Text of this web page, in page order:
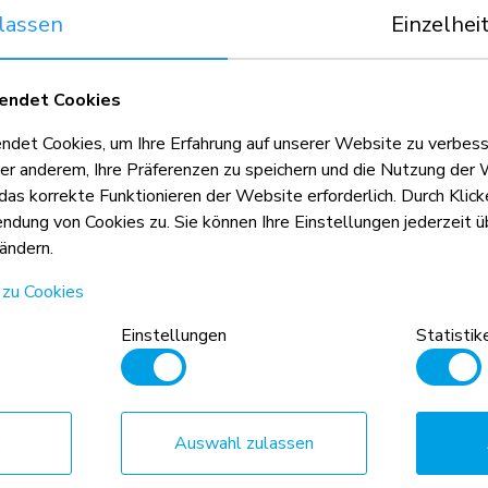
kombiniert mit dem
die VESA-Größe sind absolute
werden.
das sowohl im Hoch- als auch im Querformat
Neomounts-Ständern installiert werden.
und stabile Platzierung, während das
Stecker kann für eine optimale Installation
für verschiedene 10,9-11"* Tablets geeignet ist.
und muss mit einem der folgenden Ständer kombiniert
Cookies
Cookies, um Ihre Erfahrung auf unserer Website zu
anderem, Ihre Präferenzen zu speichern und die Nutzung der
korrekte Funktionieren der Website erforderlich. Durch
von Cookies zu. Sie können Ihre Einstellungen jederzeit
Cookies
Einstellungen
Auswahl zulassen